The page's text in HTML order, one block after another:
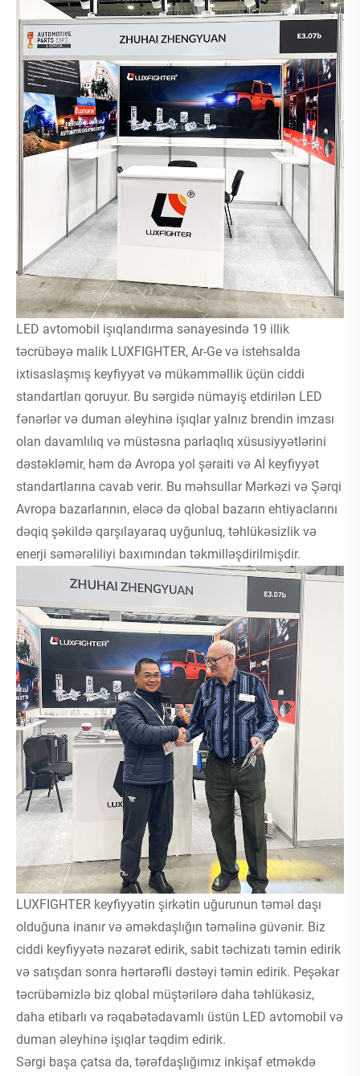
LED avtomobil işıqlandırma sənayesində 19 illik
təcrübəyə malik LUXFIGHTER, Ar-Ge və istehsalda
ixtisaslaşmış keyfiyyət və mükəmməllik üçün ciddi
standartları qoruyur. Bu sərgidə nümayiş etdirilən LED
fənərlər və duman əleyhinə işıqlar yalnız brendin imzası
olan davamlılıq və müstəsna parlaqlıq xüsusiyyətlərini
dəstəkləmir, həm də Avropa yol şəraiti və Aİ keyfiyyət
standartlarına cavab verir. Bu məhsullar Mərkəzi və Şərqi
Avropa bazarlarının, eləcə də qlobal bazarın ehtiyaclarını
dəqiq şəkildə qarşılayaraq uyğunluq, təhlükəsizlik və
enerji səmərəliliyi baxımından təkmilləşdirilmişdir.
LUXFIGHTER keyfiyyətin şirkətin uğurunun təməl daşı
olduğuna inanır və əməkdaşlığın təməlinə güvənir. Biz
ciddi keyfiyyətə nəzarət edirik, sabit təchizatı təmin edirik
və satışdan sonra hərtərəfli dəstəyi təmin edirik. Peşəkar
təcrübəmizlə biz qlobal müştərilərə daha təhlükəsiz,
daha etibarlı və rəqabətədavamlı üstün LED avtomobil və
duman əleyhinə işıqlar təqdim edirik.
Sərgi başa çatsa da, tərəfdaşlığımız inkişaf etməkdə